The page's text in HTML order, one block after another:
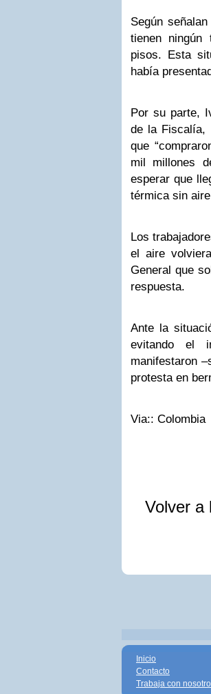
Según
tienen
pisos. Esta
había
Por su parte,
de la Fiscalía,
que
mil millones
esperar que
térmica sin
Los
el aire
General que
respuesta.
Ante la
evitando el
manifestaron
protesta en
Via:: Colombia
Volver a
Inicio
Contacto
Trabaja con